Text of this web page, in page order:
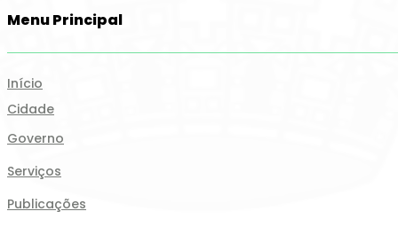
Menu Principal
Início
Cidade
Governo
Serviços
Publicações